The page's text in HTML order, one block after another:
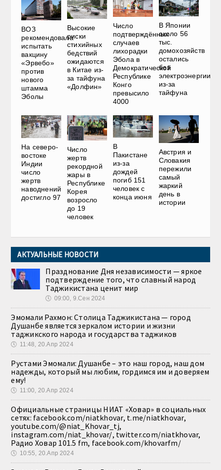
ВОЗ
рекомендовала
испытать
вакцину
«Эрвебо»
против
нового
штамма
Эболы
Высокие
риски
стихийных
бедствий
ожидаются
в Китае из-
за тайфуна
«Долфин»
Число
подтверждённых
случаев
лихорадки
Эбола в
Демократической
Республике
Конго
превысило
4000
В Японии
около 56
тыс.
домохозяйств
остались
без
электроэнергии
из-за
тайфуна
На северо-
востоке
Индии
число
жертв
наводнений
достигло 97
Число
жертв
рекордной
жары в
Республике
Корея
возросло
до 19
человек
В
Пакистане
из-за
дождей
погиб 151
человек с
конца июня
Австрия и
Словакия
пережили
самый
жаркий
день в
истории
АКТУАЛЬНЫЕ НОВОСТИ
Празднование Дня независимости — яркое
подтверждение того, что славный народ
Таджикистана ценит мир
🕔 09:00, 9.Сен 2024
Эмомали Рахмон: Столица Таджикистана — город
Душанбе является зеркалом истории и жизни
таджикского народа и государства таджиков
🕔 11:48, 20.Апр 2024
Рустами Эмомали: Душанбе – это наш город, наш дом
надежды, который мы любим, гордимся им и доверяем
ему!
🕔 11:00, 20.Апр 2024
Официальные страницы НИАТ «Ховар» в социальных
сетях: facebook.com/niatkhovar, t.me/niatkhovar,
youtube.com/@niat_Khovar_tj,
instagram.com/niat_khovar/, twitter.com/niatkhovar,
Радио Ховар 101.5 fm, facebook.com/khovarfm/
🕔 10:55, 20.Апр 2024